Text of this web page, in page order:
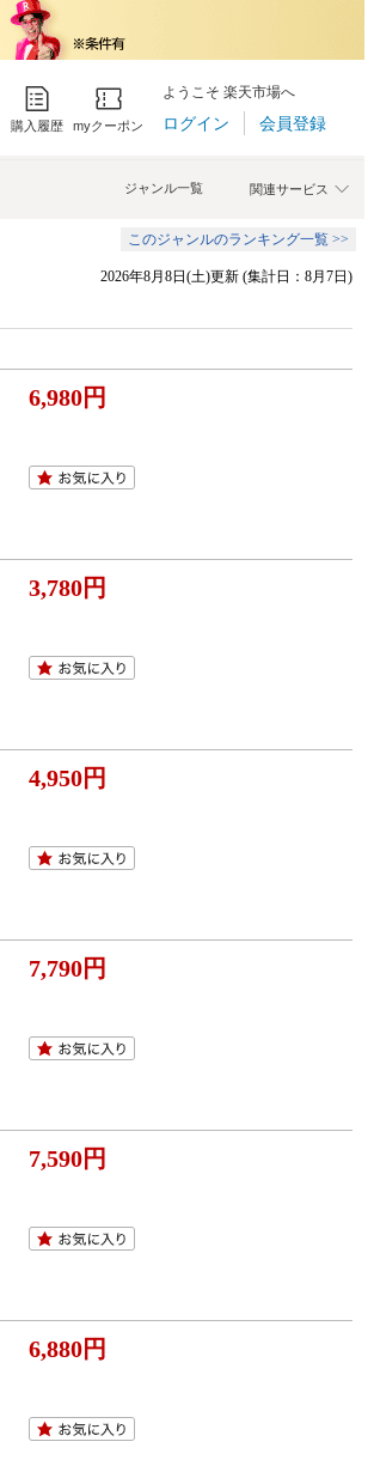
購入履歴 myクーポン
ようこそ 楽天市場へ
ログイン 会員登録
関連サービス
ジャンル一覧
このジャンルのランキング一覧 >>
2026年8月8日(土)更新 (集計日：8月7日)
6,980円
3,780円
4,950円
7,790円
7,590円
6,880円